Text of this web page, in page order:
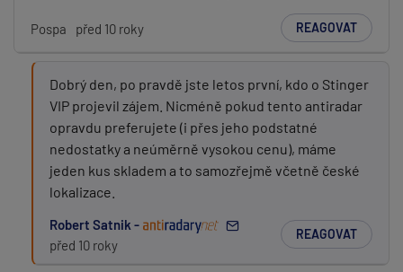
Pospa před 10 roky REAGOVAT
Dobrý den, po pravdě jste letos první, kdo o Stinger
VIP projevil zájem. Nicméně pokud tento antiradar
opravdu preferujete (i přes jeho podstatné
nedostatky a neúměrně vysokou cenu), máme
jeden kus skladem a to samozřejmě včetně české
lokalizace.
Robert Satnik -
před 10 roky
REAGOVAT